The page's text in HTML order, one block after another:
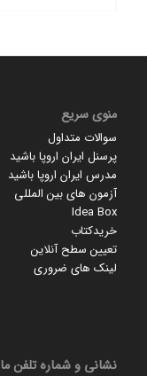
منوی سریع
سوالات متداول
پرسنل ایران اروپا باشید
مدرس ایران اروپا باشید
آزمون های بین المللی
Idea Box
خریدکتاب
تعیین سطح آنلاین
لینک های ضروری
نشانی و شماره تلفن ما